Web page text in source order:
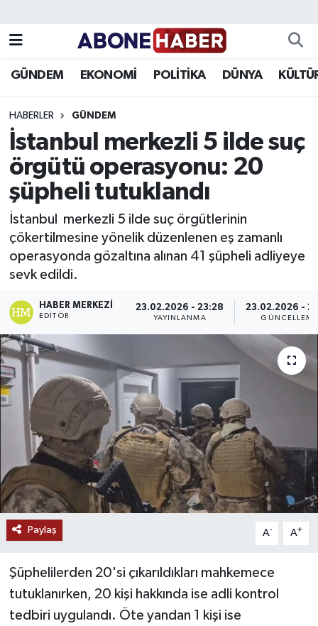
GÜNDEM EKONOMİ POLİTİKA DÜNYA
HABERLER GÜNDEM
İstanbul merkezli 5 ilde suç
örgütü operasyonu: 20
şüpheli tutuklandı
İstanbul merkezli 5 ilde suç örgütlerinin
çökertilmesine yönelik düzenlenen eş zamanlı
operasyonda gözaltına alınan 41 şüpheli adliyeye
sevk edildi.
HABER MERKEZI
EDITÖR
23.02.2026 - 23:28
YAYINLANMA
23.02.2026 -
GÜNCELLEME
Paylaş A- A+
Şüphelilerden 20'si çıkarıldıkları mahkemece
tutuklanırken, 20 kişi hakkında ise adli kontrol
tedbiri uygulandı. Öte yandan 1 kişi ise
Asayiş
Bilim ve Teknoloji
Çevre
Dünya
Eğitim
Ekonomi
Genel
Gündem
Haberde İnsan
Kültür Sanat
Magazin
Sağlık
Süper Lig Puan Durumu ve Fikstür
Tüm Manşetler
Son Dakika Haberleri
Haber Arşivi